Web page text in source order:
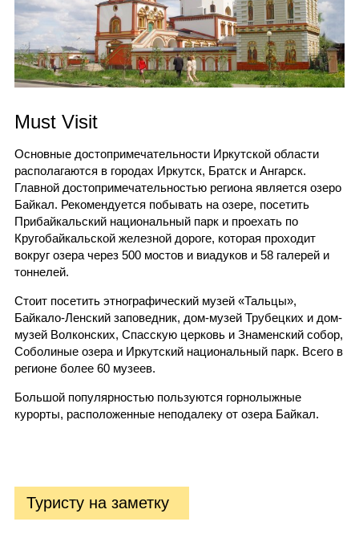
Must Visit
Основные достопримечательности Иркутской области
располагаются в городах Иркутск, Братск и Ангарск.
Главной достопримечательностью региона является озеро
Байкал. Рекомендуется побывать на озере, посетить
Прибайкальский национальный парк и проехать по
Кругобайкальской железной дороге, которая проходит
вокруг озера через 500 мостов и виадуков и 58 галерей и
тоннелей.
Стоит посетить этнографический музей «Тальцы»,
Байкало-Ленский заповедник, дом-музей Трубецких и дом-
музей Волконских, Спасскую церковь и Знаменский собор,
Соболиные озера и Иркутский национальный парк. Всего в
регионе более 60 музеев.
Большой популярностью пользуются горнолыжные
курорты, расположенные неподалеку от озера Байкал.
Туристу на заметку